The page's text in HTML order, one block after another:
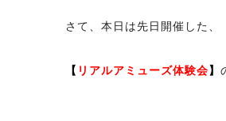
さて、本日は先日開催した、
【 リアルアミューズ体験会】